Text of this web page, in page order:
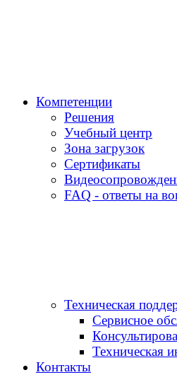
Компетенции
Решения
Учебный центр
Зона загрузок
Сертификаты
FAQ - ответы на
Техническая
Сервисное
Техническая
Контакты